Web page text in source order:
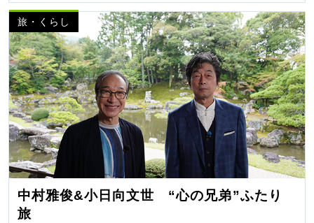
旅・くらし
中村雅俊&小日向文世 “心の兄弟”ふたり
旅